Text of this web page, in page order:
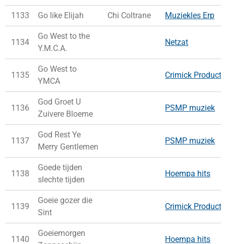
1133 Go like Elijah Chi Coltrane Muziekles Erp
1134
Go West to the
Y.M.C.A.
Netzat
1135
Go West to
YMCA
Crimick
1136
God Groet U
Zuivere Bloeme
PSMP muziek
1137
God Rest Ye
Merry Gentlemen
PSMP muziek
1138
Goede tijden
slechte tijden
Hoempa hits
1139
Goeie gozer die
Sint
Crimick
1140
Goeiemorgen
Hoempa hits